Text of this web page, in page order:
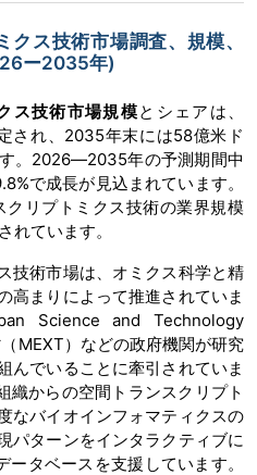
ス技術市場調査、規模、
ー2035年)
ス技術市場規模とシェアは、
され、2035年末には58億米ド
。2026―2035年の予測期間中
で成長が見込まれています。
リプトミクス技術の業界規模
れています。
技術市場は、オミクス科学と精
高まりによって推進されていま
Science and Technology
MEXT）などの政府機関が研究
んでいることに牽引されていま
織からの空間トランスクリプト
なバイオインフォマティクスの
パターンをインタラクティブに
タベースを支援しています。